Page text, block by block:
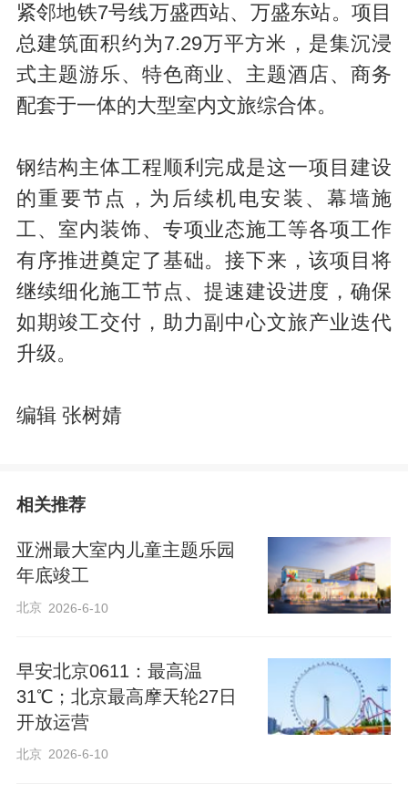
紧邻地铁7号线万盛西站、万盛东站。项目
总建筑面积约为7.29万平方米，是集沉浸
式主题游乐、特色商业、主题酒店、商务
配套于一体的大型室内文旅综合体。
钢结构主体工程顺利完成是这一项目建设
的重要节点，为后续机电安装、幕墙施
工、室内装饰、专项业态施工等各项工作
有序推进奠定了基础。接下来，该项目将
继续细化施工节点、提速建设进度，确保
如期竣工交付，助力副中心文旅产业迭代
升级。
编辑 张树婧
相关推荐
亚洲最大室内儿童主题乐园
年底竣工
北京 2026-6-10
早安北京0611：最高温
31℃；北京最高摩天轮27日
开放运营
北京 2026-6-10